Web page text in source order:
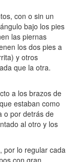
con o sin un
bajo los pies
las piernas
los dos pies a
y otros
que la otra.
a los brazos de
estaban como
o por detrás de
al otro y los
por lo regular cada